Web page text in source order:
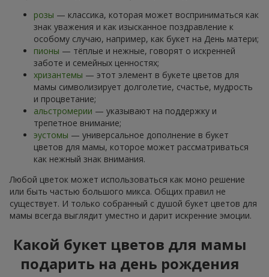
розы — классика, которая может восприниматься как
знак уважения и как изысканное поздравление к
особому случаю, например, как букет на День матери;
пионы — тёплые и нежные, говорят о искренней
заботе и семейных ценностях;
хризантемы — этот элемент в букете цветов для
мамы символизирует долголетие, счастье, мудрость
и процветание;
альстромерии — указывают на поддержку и
трепетное внимание;
эустомы — универсальное дополнение в букет
цветов для мамы, которое может рассматриваться
как нежный знак внимания.
Любой цветок может использоваться как моно решение
или быть частью большого микса. Общих правил не
существует. И только собранный с душой букет цветов для
мамы всегда выглядит уместно и дарит искренние эмоции.
Какой букет цветов для мамы
подарить на день рождения